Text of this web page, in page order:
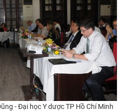
- Đại học Y dược TP Hồ Chí Minh